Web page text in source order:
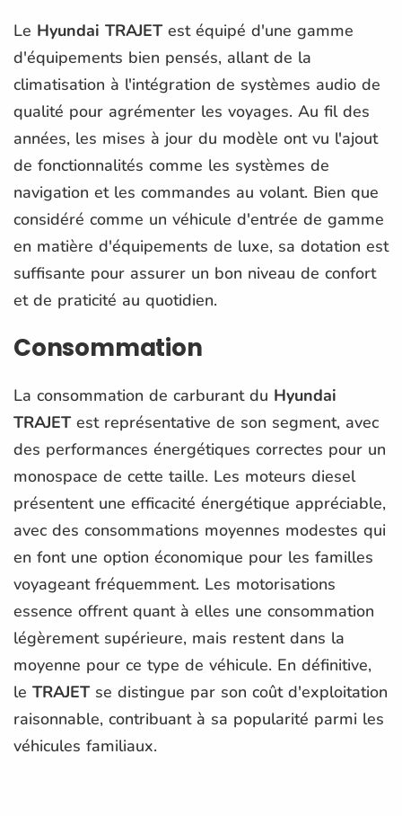
Le Hyundai TRAJETest équipé d'une gamme
d'équipements bien pensés, allant de la
climatisation à l'intégration de systèmes audio de
qualité pour agrémenter les voyages. Au fil des
années, les mises à jour du modèle ont vu l'ajout
de fonctionnalités comme les systèmes de
navigation et les commandes au volant. Bien que
considéré comme un véhicule d'entrée de gamme
en matière d'équipements de luxe, sa dotation est
suffisante pour assurer un bon niveau de confort
et de praticité au quotidien.
Consommation
La consommation de carburant du Hyundai
TRAJETest représentative de son segment, avec
des performances énergétiques correctes pour un
monospace de cette taille. Les moteurs diesel
présentent une efficacité énergétique appréciable,
avec des consommations moyennes modestes qui
en font une option économique pour les familles
voyageant fréquemment. Les motorisations
essence offrent quant à elles une consommation
légèrement supérieure, mais restent dans la
moyenne pour ce type de véhicule. En définitive,
le TRAJETse distingue par son coût d'exploitation
raisonnable, contribuant à sa popularité parmi les
véhicules familiaux.